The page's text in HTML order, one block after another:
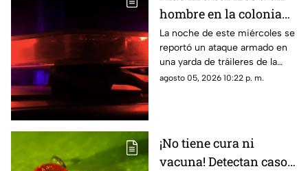
hombre en la colonia
San Rafael, en
Culiacán; ya fue
identificado
La noche de este miércoles se
reportó un ataque armado en
una yarda de tráileres de la
colonia San Rafael, en la capital
agosto 05, 2026 10:22 p. m.
¡No tiene cura ni
vacuna! Detectan caso